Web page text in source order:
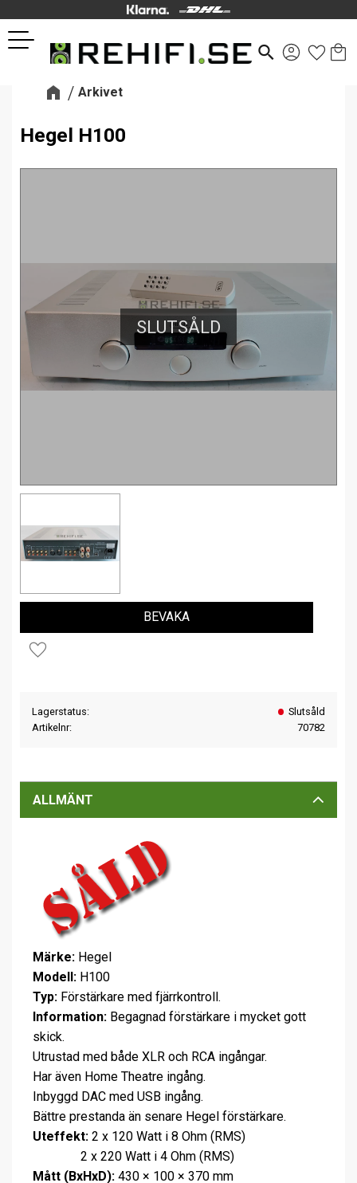
Meny
search
Arkivet
Hegel H100
SLUTSÅLD
Lägg till i favoriter
BEVAKA
Lagerstatus
Slutsåld
Artikelnr
70782
ALLMÄNT
Märke: Hegel
Modell: H100
Typ: Förstärkare med fjärrkontroll.
Information: Begagnad förstärkare i mycket gott
skick.
Utrustad med både XLR och RCA ingångar.
Har även Home Theatre ingång.
Inbyggd DAC med USB ingång.
Bättre prestanda än senare Hegel förstärkare.
Uteffekt: 2 x 120 Watt i 8 Ohm (RMS)
2 x 220 Watt i 4 Ohm (RMS)
Mått (BxHxD): 430 × 100 × 370 mm